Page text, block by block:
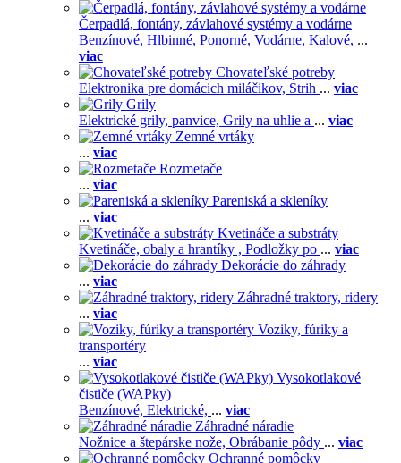
Čerpadlá, fontány, závlahové systémy a vodárne
Benzínové, Hlbinné, Ponorné, Vodárne, Kalové, ...
viac
Chovateľské potreby
Elektronika pre domácich miláčikov, Strih ... viac
Grily
Elektrické grily, panvice, Grily na uhlie a ... viac
Zemné vrtáky
... viac
Rozmetače
... viac
Pareniská a skleníky
... viac
Kvetináče a substráty
Kvetináče, obaly a hrantíky , Podložky po ... viac
Dekorácie do záhrady
... viac
Záhradné traktory, ridery
... viac
Voziky, fúriky a
transportéry
... viac
Vysokotlakové
čističe (WAPky)
Benzínové, Elektrické, ... viac
Záhradné náradie
Nožnice a štepárske nože, Obrábanie pôdy ... viac
Ochranné pomôcky